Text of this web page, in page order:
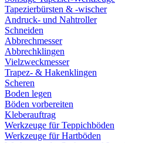
Tapezierbürsten & -wischer
Andruck- und Nahtroller
Schneiden
Abbrechmesser
Abbrechklingen
Vielzweckmesser
Trapez- & Hakenklingen
Scheren
Boden legen
Böden vorbereiten
Kleberauftrag
Werkzeuge für Teppichböden
Werkzeuge für Hartböden